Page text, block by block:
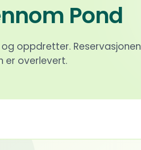
Pond
oppdretter. Reservasjonen
er overlevert.